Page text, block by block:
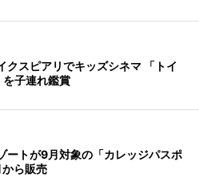
クスピアリでキッズシネマ 「トイ
子連れ鑑賞
ートが9月対象の「カレッジパスポ
ら販売